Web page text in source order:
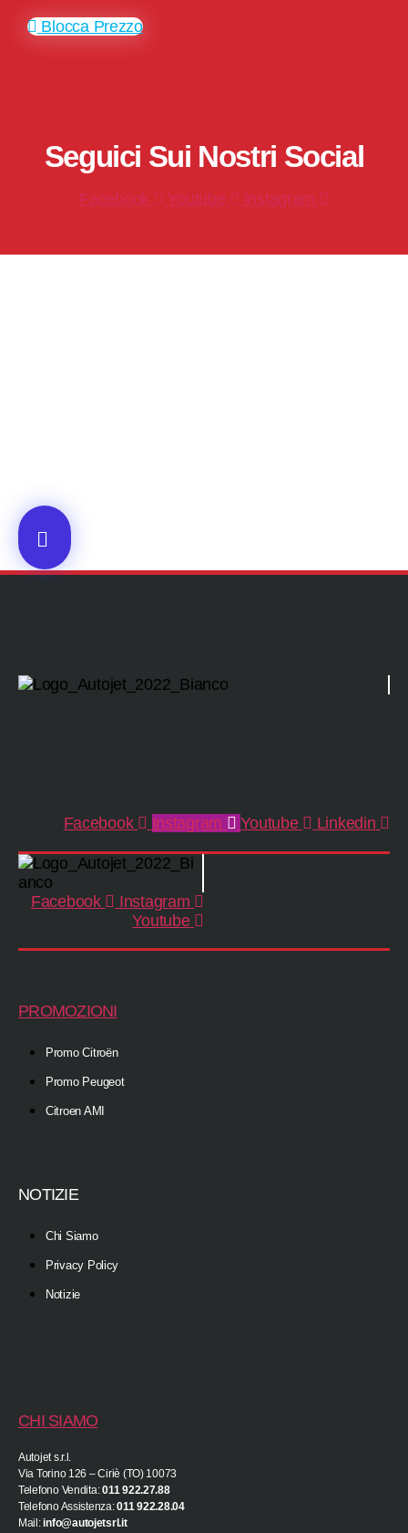
Blocca Prezzo
Seguici Sui Nostri Social
Facebook Youtube Instagram
Facebook Instagram Youtube Linkedin
Facebook
Instagram
Youtube
PROMOZIONI
Promo Citroën
Promo Peugeot
Citroen AMI
NOTIZIE
Chi Siamo
Privacy Policy
Notizie
CHI SIAMO
Autojet s.r.l.
Via Torino 126 – Ciriè (TO) 10073
Telefono Vendita:011 922.27.88
Telefono Assistenza:011 922.28.04
Mail:info@autojetsrl.it